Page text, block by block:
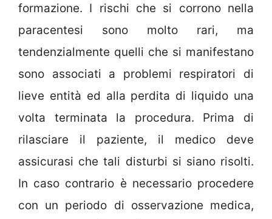
formazione. I rischi che si corrono nella
paracentesi sono molto rari, ma
tendenzialmente quelli che si manifestano
sono associati a problemi respiratori di
lieve entità ed alla perdita di liquido una
volta terminata la procedura. Prima di
rilasciare il paziente, il medico deve
assicurasi che tali disturbi si siano risolti.
In caso contrario è necessario procedere
con un periodo di osservazione medica,